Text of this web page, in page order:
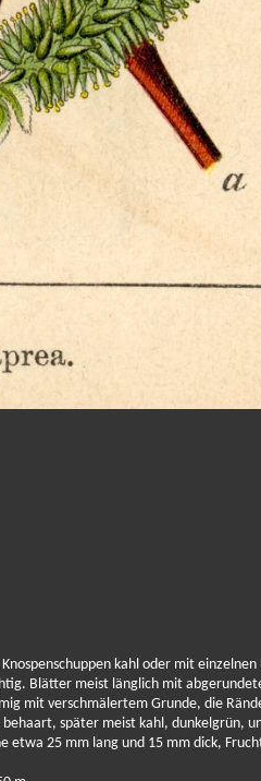
kahl oder mit einzelnen
Blätter meist länglich mit
mit verschmälertem Grunde, die
später meist kahl, dunkelgrün,
etwa 25 mm lang und 15 mm dick,